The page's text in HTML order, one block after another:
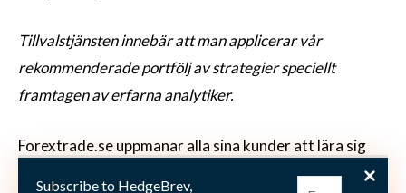
Tillvalstjänsten innebär att man applicerar vår
rekommenderade portfölj av strategier speciellt
framtagen av erfarna analytiker.
Forextrade.se uppmanar alla sina kunder att lära sig
mer om Tradency handelsplattform. Gratis demo
Subscribe to HedgeBrev,